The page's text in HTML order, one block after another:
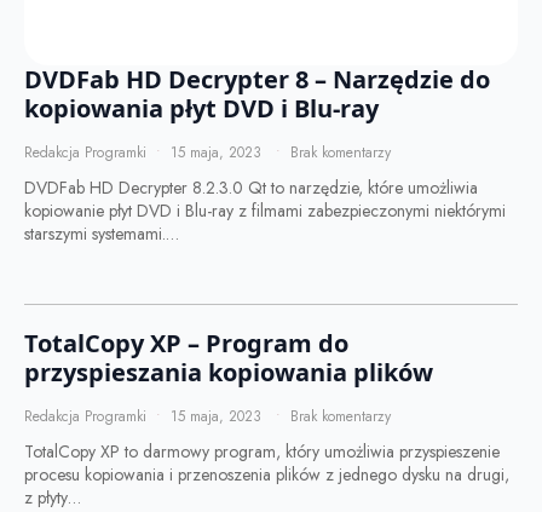
DVDFab HD Decrypter 8 – Narzędzie do
kopiowania płyt DVD i Blu-ray
Redakcja Programki 15 maja, 2023 Brak komentarzy
DVDFab HD Decrypter 8.2.3.0 Qt to narzędzie, które umożliwia
kopiowanie płyt DVD i Blu-ray z filmami zabezpieczonymi niektórymi
starszymi systemami.…
TotalCopy XP – Program do
przyspieszania kopiowania plików
Redakcja Programki 15 maja, 2023 Brak komentarzy
TotalCopy XP to darmowy program, który umożliwia przyspieszenie
procesu kopiowania i przenoszenia plików z jednego dysku na drugi,
z płyty…